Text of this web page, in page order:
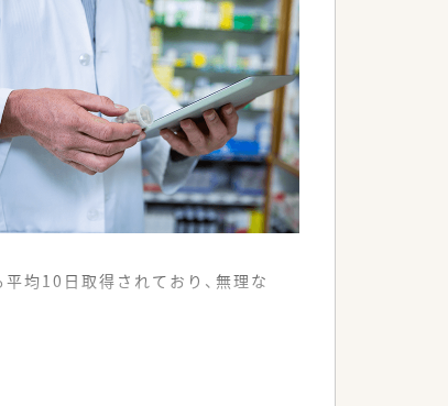
均10日取得されており、無理な
です。